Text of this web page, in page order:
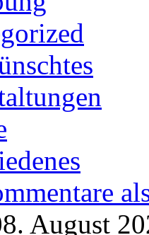
August